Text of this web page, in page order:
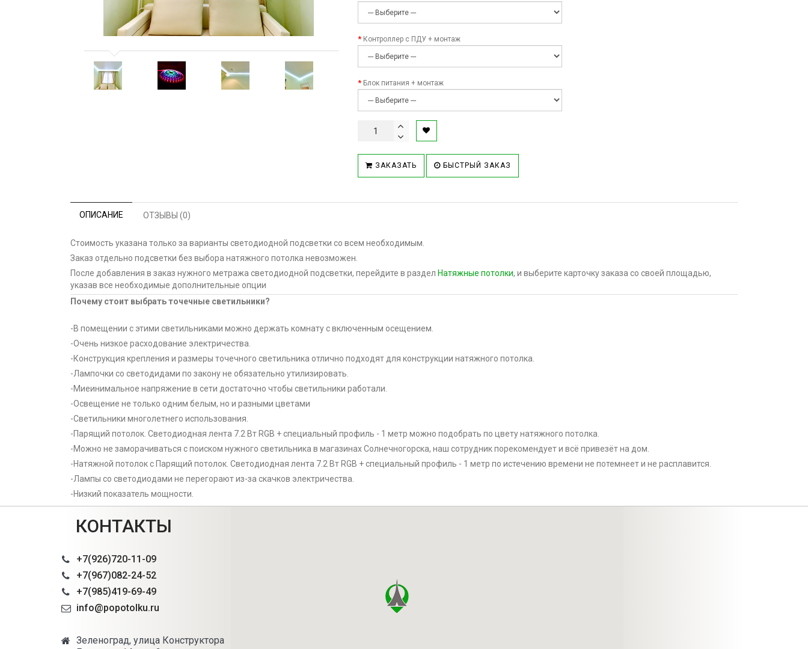
Контроллер с ПДУ + монтаж
Блок питания + монтаж
ЗАКАЗАТЬ БЫСТРЫЙ ЗАКАЗ
ОПИСАНИЕ ОТЗЫВЫ (0)
Стоимость указана только за варианты светодиодной подсветки со всем необходимым.
Заказ отдельно подсветки без выбора натяжного потолка невозможен.
После добавления в заказ нужного метража светодиодной подсветки, перейдите в раздел Натяжные потолки, и выберите карточку заказа со своей площадью,
указав все необходимые дополнительные опции
Почему стоит выбрать точечные светильники?
-В помещении с этими светильниками можно держать комнату с включенным осещением.
-Очень низкое расходование электричества.
-Конструкция крепления и размеры точечного светильника отлично подходят для конструкции натяжного потолка.
-Лампочки со светодидами по закону не обязательно утилизировать.
-Миеинимальное напряжение в сети достаточно чтобы светильники работали.
-Освещение не только одним белым, но и разными цветами
-Светильники многолетнего использования.
-Парящий потолок. Светодиодная лента 7.2 Вт RGB + специальный профиль - 1 метр можно подобрать по цвету натяжного потолка.
-Можно не заморачиваться с поиском нужного светильника в магазинах Солнечногорска, наш сотрудник порекомендует и всё привезёт на дом.
-Натяжной потолок с Парящий потолок. Светодиодная лента 7.2 Вт RGB + специальный профиль - 1 метр по истечению времени не потемнеет и не расплавится.
-Лампы со светодиодами не перегорают из-за скачков электричества.
-Низкий показатель мощности.
КОНТАКТЫ
+7(926)720-11-09
+7(967)082-24-52
+7(985)419-69-49
info@popotolku.ru
Зеленоград, улица Конструктора